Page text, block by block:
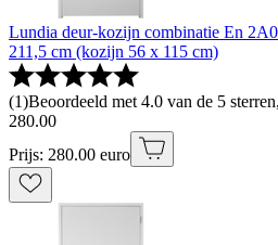
Lundia deur-kozijn combinatie En
211,5 cm (kozijn 56 x 115 cm)
(1)Beoordeeld met 4.0 van de 5
280.00
Prijs: 280.00 euro